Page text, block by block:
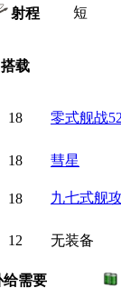
射程 短
搭载
18 零式舰战
18 彗星
18 九七式舰
12 无装备
给需要